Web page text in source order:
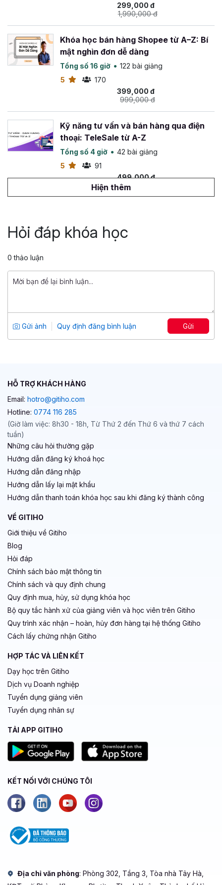
299,000 đ
1,990,000 đ
Khóa học bán hàng Shopee từ A–Z: Bí
mật nghìn đơn dễ dàng
Tổng số 16 giờ
122 bài giảng
5
170
399,000 đ
999,000 đ
Kỹ năng tư vấn và bán hàng qua điện
thoại: TeleSale từ A-Z
Tổng số 4 giờ
42 bài giảng
5
91
499,000 đ
799,000 đ
Tổng số 5 giờ
54 bài giảng
799,000 đ
Tổng số 7 giờ
46 bài giảng
5
37
Hiện thêm
Hỏi đáp khóa học
0 thảo luận
Gửi ảnh Quy định đăng bình luận Gửi
HỖ TRỢ KHÁCH HÀNG
Email: hotro@gitiho.com
Hotline: 0774 116 285
(Giờ làm việc: 8h30 - 18h, Từ Thứ 2 đến Thứ 6 và thứ 7 cách
tuần)
Những câu hỏi thường gặp
Hướng dẫn đăng ký khoá học
Hướng dẫn đăng nhập
Hướng dẫn lấy lại mật khẩu
Hướng dẫn thanh toán khóa học sau khi đăng ký thành công
VỀ GITIHO
Giới thiệu về Gitiho
Blog
Hỏi đáp
Chính sách bảo mật thông tin
Chính sách và quy định chung
Quy định mua, hủy, sử dụng khóa học
Bộ quy tắc hành xử của giảng viên và học viên trên Gitiho
Quy trình xác nhận – hoàn, hủy đơn hàng tại hệ thống Gitiho
Cách lấy chứng nhận Gitiho
HỢP TÁC VÀ LIÊN KẾT
Dạy học trên Gitiho
Dịch vụ Doanh nghiệp
Tuyển dụng giảng viên
Tuyển dụng nhân sự
TẢI APP GITIHO
KẾT NỐI VỚI CHÚNG TÔI
Địa chỉ văn phòng: Phòng 302, Tầng 3, Tòa nhà Tây Hà,